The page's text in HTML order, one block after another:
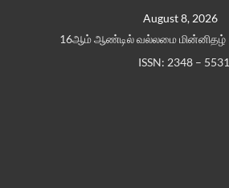
August 8, 2026
16ஆம் ஆண்டில் வல்லமை மின்னிதழ்
ISSN: 2348 – 5531